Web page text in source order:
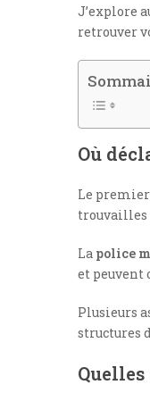
J’explore
retrouver
Où
Le
trouvailles
La police
et peuvent
Plusieurs
structures